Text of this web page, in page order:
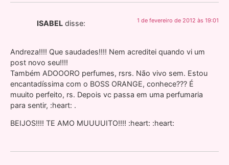
ISABEL disse: 1 de fevereiro de 2012 às 19:01
Andreza!!!! Que saudades!!!! Nem acreditei quando vi um
post novo seu!!!!
Também ADOOORO perfumes, rsrs. Não vivo sem. Estou
encantadíssima com o BOSS ORANGE, conhece??? É
muuito perfeito, rs. Depois vc passa em uma perfumaria
para sentir, :heart: .
BEIJOS!!!! TE AMO MUUUUITO!!!! :heart: :heart: